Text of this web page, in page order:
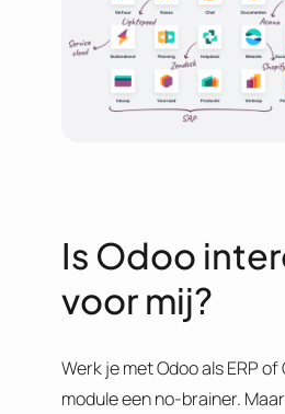
Is Odoo
voor mij?
Werk je met Odoo als ERP of
module een no-brainer.